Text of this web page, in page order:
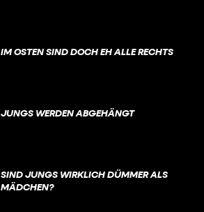
IM OSTEN SIND DOCH EH ALLE RECHTS
JUNGS WERDEN ABGEHÄNGT
SIND JUNGS WIRKLICH DÜMMER ALS
MÄDCHEN?